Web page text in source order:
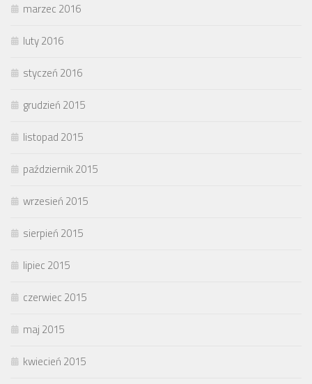
marzec 2016
luty 2016
styczeń 2016
grudzień 2015
listopad 2015
październik 2015
wrzesień 2015
sierpień 2015
lipiec 2015
czerwiec 2015
maj 2015
kwiecień 2015